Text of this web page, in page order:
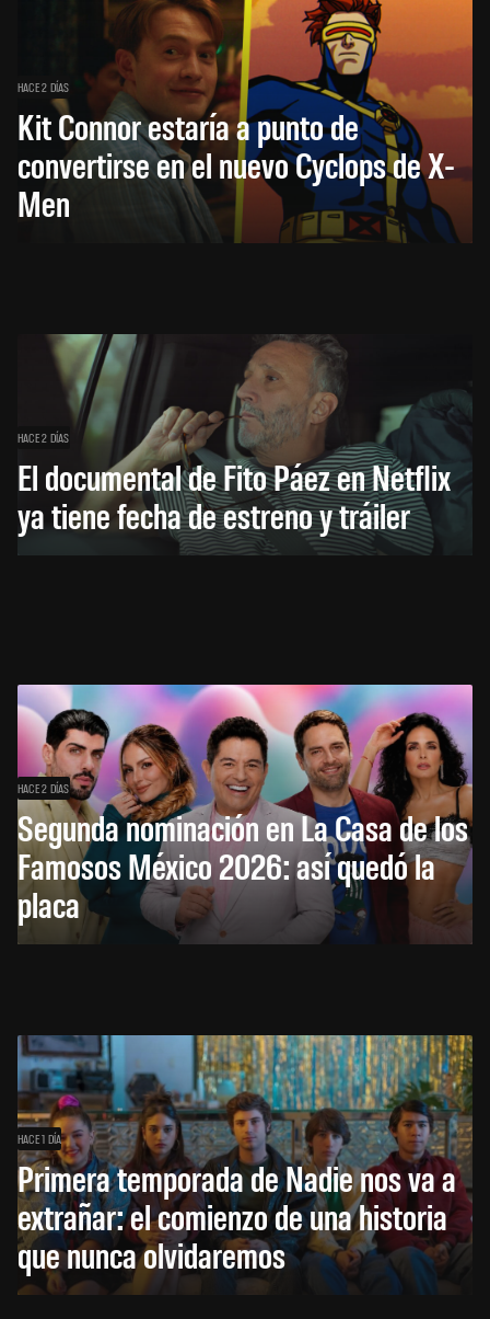
HACE 2 DÍAS
Kit Connor estaría a punto de
convertirse en el nuevo Cyclops de X-
Men
HACE 2 DÍAS
El documental de Fito Páez en Netflix
ya tiene fecha de estreno y tráiler
HACE 2 DÍAS
Segunda nominación en La Casa de los
Famosos México 2026: así quedó la
placa
HACE 1 DÍA
Primera temporada de Nadie nos va a
extrañar: el comienzo de una historia
que nunca olvidaremos